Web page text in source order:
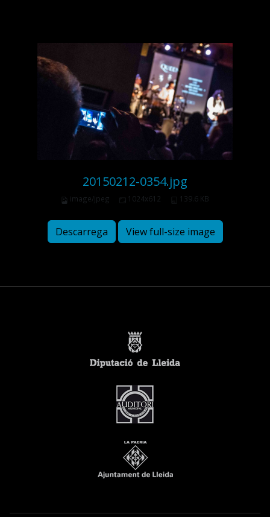
20150212-0354.jpg
image/jpeg 1024x612 139.6 KB
Descarrega View full-size image